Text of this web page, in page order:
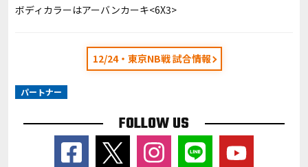
ボディカラーはアーバンカーキ<6X3>
12/24・東京NB戦 試合情報
パートナー
FOLLOW US